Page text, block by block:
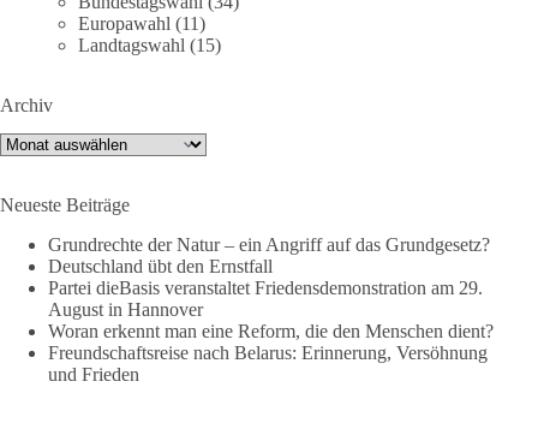
Revanchismus!“
si=2b_C6GgNY9EB-rXw
❤️ Wir freuen uns über deine Unterstützung:
https://diebasis.de/spenden/
#dieBasis #frieden #russandistnichtunserFeind #friedenspartei
377 168
Europawahl (11)
Landtagswahl (15)
Archiv
Archiv
Neueste Beiträge
Grundrechte der Natur – ein Angriff auf das Grundgesetz?
Deutschland übt den Ernstfall
Partei dieBasis veranstaltet Friedensdemonstration am 29.
August in Hannover
Woran erkennt man eine Reform, die den Menschen dient?
Freundschaftsreise nach Belarus: Erinnerung, Versöhnung
und Frieden